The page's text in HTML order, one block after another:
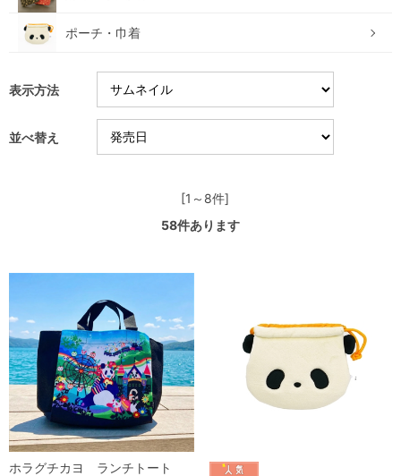
ポーチ・巾着
表示方法
並べ替え
[1～8件]
58件あります
ホラグチカヨ ランチトート